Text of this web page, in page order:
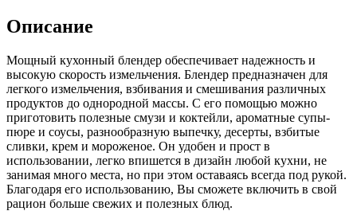
Описание
Мощный кухонный блендер обеспечивает надежность и
высокую скорость измельчения. Блендер предназначен для
легкого измельчения, взбивания и смешивания различных
продуктов до однородной массы. С его помощью можно
приготовить полезные смузи и коктейли, ароматные супы-
пюре и соусы, разнообразную выпечку, десерты, взбитые
сливки, крем и мороженое. Он удобен и прост в
использовании, легко впишется в дизайн любой кухни, не
занимая много места, но при этом оставаясь всегда под рукой.
Благодаря его использованию, Вы сможете включить в свой
рацион больше свежих и полезных блюд.